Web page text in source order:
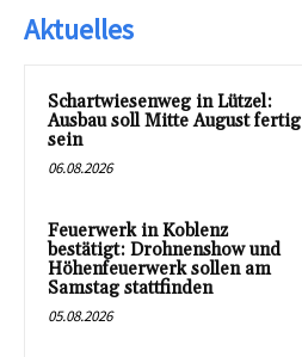
Aktuelles
Schartwiesenweg in Lützel:
Ausbau soll Mitte August fertig
sein
06.08.2026
Feuerwerk in Koblenz
bestätigt: Drohnenshow und
Höhenfeuerwerk sollen am
Samstag stattfinden
05.08.2026